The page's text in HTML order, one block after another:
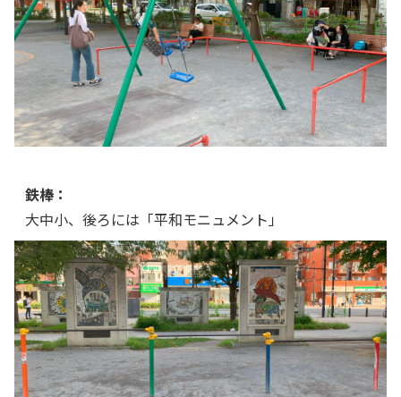
鉄棒：
大中小、後ろには「平和モニュメント」